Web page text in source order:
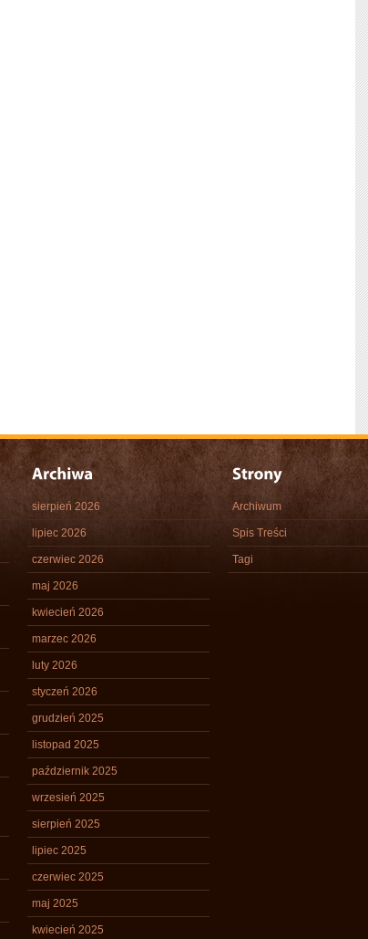
sierpień 2026
lipiec 2026
czerwiec 2026
maj 2026
kwiecień 2026
marzec 2026
luty 2026
styczeń 2026
grudzień 2025
listopad 2025
październik 2025
wrzesień 2025
sierpień 2025
lipiec 2025
czerwiec 2025
maj 2025
kwiecień 2025
Archiwum
Spis Treści
Tagi